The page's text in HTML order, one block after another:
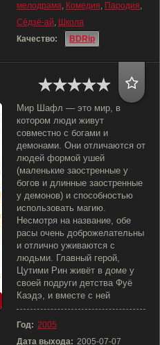
мелодрама, Комедия, Пародия,
Сёдзё-ай, Школа
Качество:
BDRip
Мир Шафл — это мир, в
котором люди живут
совместно с богами и
демонами. Они отличаются от
людей формой ушей
(маленькие заостренные у
богов и длинные заостренные
у демонов) и способностью
использовать магию.
Несмотря на название, обе
расы очень доброжелательны
и отлично уживаются с
людьми. Главный герой,
Цутими Рин живёт в доме у
своей подруги детства Фуё
Каэдэ, и вместе с ней
Год: 2005
Дата выхода: 2005-07-07